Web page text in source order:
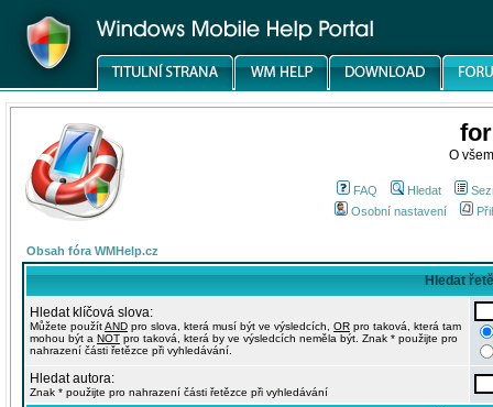
O
FAQ Hledat
Osobní nastavení
Obsah fóra WMHelp.cz
Hledat
Hledat klíčová slova:
Můžete použítAND pro slova, která musí být ve výsledcích, OR pro taková, která tam
mohou být a NOT pro taková, která by ve výsledcích neměla být. Znak * použijte pro
nahrazení části řetězce při vyhledávání.
Hledat autora:
Znak * použijte pro nahrazení části řetězce při vyhledávání